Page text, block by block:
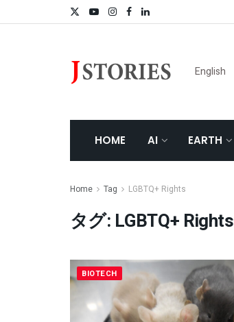
English
HOME AI EARTH
Home Tag LGBTQ+ Rights
タグ: LGBTQ+ Rights
BIOTECH